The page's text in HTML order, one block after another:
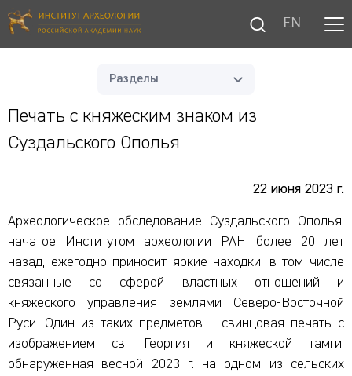
EN
Разделы
Печать с княжеским знаком из
Суздальского Ополья
22 июня 2023 г.
Археологическое обследование Суздальского Ополья,
начатое Институтом археологии РАН более 20 лет
назад, ежегодно приносит яркие находки, в том числе
связанные со сферой властных отношений и
княжеского управления землями Северо-Восточной
Руси. Один из таких предметов – свинцовая печать с
изображением св. Георгия и княжеской тамги,
обнаруженная весной 2023 г. на одном из сельских